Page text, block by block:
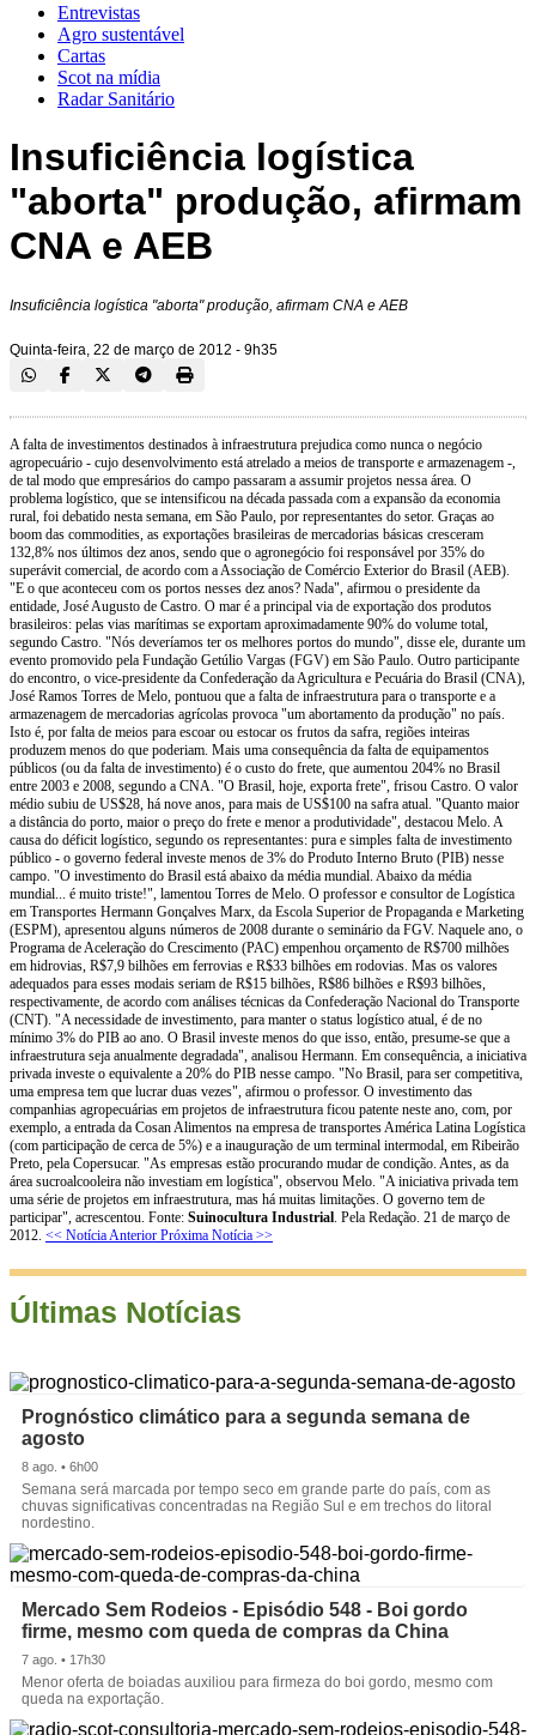
Entrevistas
Agro sustentável
Cartas
Scot na mídia
Radar Sanitário
Insuficiência logística
"aborta" produção, afirmam
CNA e AEB
Insuficiência logística "aborta" produção, afirmam CNA e AEB
Quinta-feira, 22 de março de 2012 - 9h35
A falta de investimentos destinados à infraestrutura prejudica como nunca o negócio
agropecuário - cujo desenvolvimento está atrelado a meios de transporte e armazenagem -,
de tal modo que empresários do campo passaram a assumir projetos nessa área. O
problema logístico, que se intensificou na década passada com a expansão da economia
rural, foi debatido nesta semana, em São Paulo, por representantes do setor. Graças ao
boom das commodities, as exportações brasileiras de mercadorias básicas cresceram
132,8% nos últimos dez anos, sendo que o agronegócio foi responsável por 35% do
superávit comercial, de acordo com a Associação de Comércio Exterior do Brasil (AEB).
"E o que aconteceu com os portos nesses dez anos? Nada", afirmou o presidente da
entidade, José Augusto de Castro. O mar é a principal via de exportação dos produtos
brasileiros: pelas vias marítimas se exportam aproximadamente 90% do volume total,
segundo Castro. "Nós deveríamos ter os melhores portos do mundo", disse ele, durante um
evento promovido pela Fundação Getúlio Vargas (FGV) em São Paulo. Outro participante
do encontro, o vice-presidente da Confederação da Agricultura e Pecuária do Brasil (CNA),
José Ramos Torres de Melo, pontuou que a falta de infraestrutura para o transporte e a
armazenagem de mercadorias agrícolas provoca "um abortamento da produção" no país.
Isto é, por falta de meios para escoar ou estocar os frutos da safra, regiões inteiras
produzem menos do que poderiam. Mais uma consequência da falta de equipamentos
públicos (ou da falta de investimento) é o custo do frete, que aumentou 204% no Brasil
entre 2003 e 2008, segundo a CNA. "O Brasil, hoje, exporta frete", frisou Castro. O valor
médio subiu de US$28, há nove anos, para mais de US$100 na safra atual. "Quanto maior
a distância do porto, maior o preço do frete e menor a produtividade", destacou Melo. A
causa do déficit logístico, segundo os representantes: pura e simples falta de investimento
público - o governo federal investe menos de 3% do Produto Interno Bruto (PIB) nesse
campo. "O investimento do Brasil está abaixo da média mundial. Abaixo da média
mundial... é muito triste!", lamentou Torres de Melo. O professor e consultor de Logística
em Transportes Hermann Gonçalves Marx, da Escola Superior de Propaganda e Marketing
(ESPM), apresentou alguns números de 2008 durante o seminário da FGV. Naquele ano, o
Programa de Aceleração do Crescimento (PAC) empenhou orçamento de R$700 milhões
em hidrovias, R$7,9 bilhões em ferrovias e R$33 bilhões em rodovias. Mas os valores
adequados para esses modais seriam de R$15 bilhões, R$86 bilhões e R$93 bilhões,
respectivamente, de acordo com análises técnicas da Confederação Nacional do Transporte
(CNT). "A necessidade de investimento, para manter o status logístico atual, é de no
mínimo 3% do PIB ao ano. O Brasil investe menos do que isso, então, presume-se que a
infraestrutura seja anualmente degradada", analisou Hermann. Em consequência, a iniciativa
privada investe o equivalente a 20% do PIB nesse campo. "No Brasil, para ser competitiva,
uma empresa tem que lucrar duas vezes", afirmou o professor. O investimento das
companhias agropecuárias em projetos de infraestrutura ficou patente neste ano, com, por
exemplo, a entrada da Cosan Alimentos na empresa de transportes América Latina Logística
(com participação de cerca de 5%) e a inauguração de um terminal intermodal, em Ribeirão
Preto, pela Copersucar. "As empresas estão procurando mudar de condição. Antes, as da
área sucroalcooleira não investiam em logística", observou Melo. "A iniciativa privada tem
uma série de projetos em infraestrutura, mas há muitas limitações. O governo tem de
participar", acrescentou. Fonte: Suinocultura Industrial. Pela Redação. 21 de março de
2012. << Notícia Anterior Próxima Notícia >>
Últimas Notícias
Prognóstico climático para a segunda semana de
agosto
8 ago. • 6h00
Semana será marcada por tempo seco em grande parte do país, com as
chuvas significativas concentradas na Região Sul e em trechos do litoral
nordestino.
Mercado Sem Rodeios - Episódio 548 - Boi gordo
firme, mesmo com queda de compras da China
7 ago. • 17h30
Menor oferta de boiadas auxiliou para firmeza do boi gordo, mesmo com
queda na exportação.